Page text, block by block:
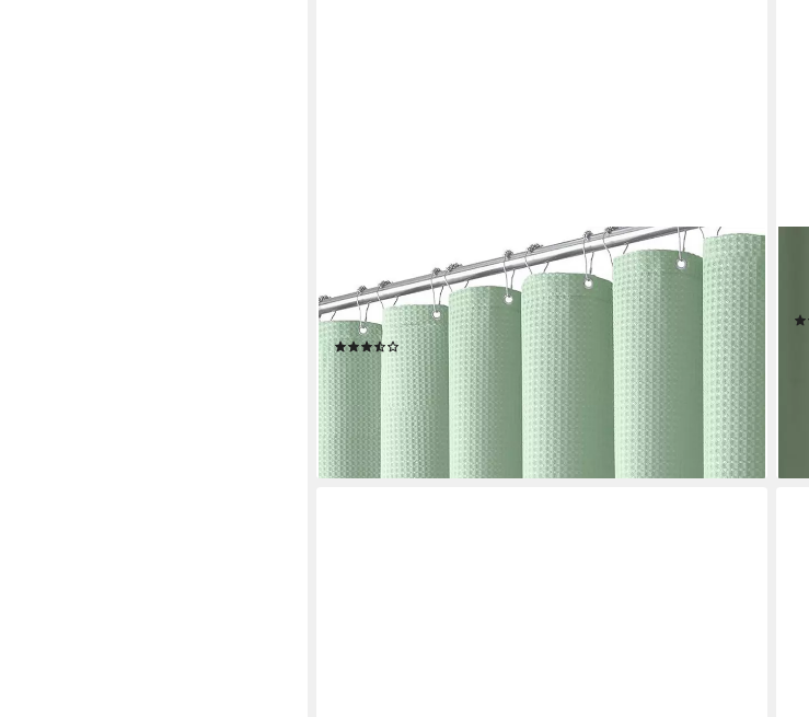
Duschvorhang Duschvorhang aus Waffelstoff,
wasserabweisend, waschbar & extra dick Breite 180 cm (1-
tlg), strukturierter Stoffvorhang für Badezimmer
(13)
ab 23,79 € 45,99 €
-48%
lieferbar - in 5-6 Werktagen bei dir
+8